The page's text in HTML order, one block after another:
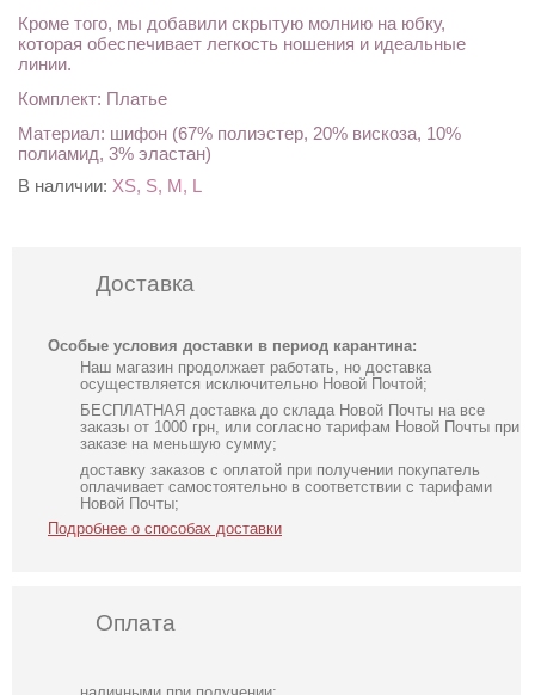
Кроме того, мы добавили скрытую молнию на юбку,
которая обеспечивает легкость ношения и идеальные
линии.
Комплект: Платье
Материал: шифон (67% полиэстер, 20% вискоза, 10%
полиамид, 3% эластан)
В наличии: XS, S, M, L
Доставка
Особые условия доставки в период карантина:
Наш магазин продолжает работать, но доставка
осуществляется исключительно Новой Почтой;
БЕСПЛАТНАЯ доставка до склада Новой Почты на все
заказы от 1000 грн, или согласно тарифам Новой Почты при
заказе на меньшую сумму;
доставку заказов с оплатой при получении покупатель
оплачивает самостоятельно в соответствии с тарифами
Новой Почты;
Подробнее о способах доставки
Оплата